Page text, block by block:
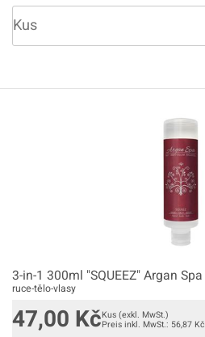
3-in-1 300ml "SQUEEZ" Argan Spa
ruce-tělo-vlasy
47,00 KčKus (exkl. MwSt.)
Preis inkl. MwSt.: 56,87 Kč